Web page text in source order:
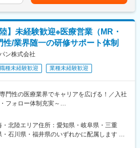
の異動実績も豊富にございます。（※病院の
メーカーのマーケティング支援、人事担当
々なキャリアプ
定める業務
スキルに応じて様々なキャリアパスがあり
科や整形外科など）を極める
に参画して経験を広げる
ジェクトマネージャー、採用、研修担当）
探ることができるのが大きな魅力です。
カーからオファーを受けた場合は、メーカー
ンスもあります。
どエリア単位内で限定することができ、一
】未経験歓迎※医療営業（MR・
性/業界随一の研修サポート体制
ン株式会社
職種未経験歓迎 業種未経験歓迎
門性の医療業界でキャリアを広げる！／入社
フォロー体制充実～
・北陸エリア住所：愛知県・岐阜県・三重
石川県・福井県のいずれかに配属します 受